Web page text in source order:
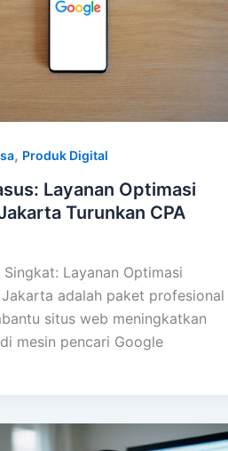
, Produk Digital
Layanan Optimasi
Turunkan CPA
Singkat: Layanan Optimasi
adalah paket profesional
situs web meningkatkan
mesin pencari Google